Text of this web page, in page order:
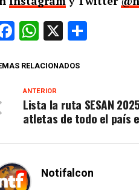
Facebook
WhatsApp
X
RELACIONADOS
ANTERIOR
Lista la ruta SESAN
atletas de todo el país
Notifalcon